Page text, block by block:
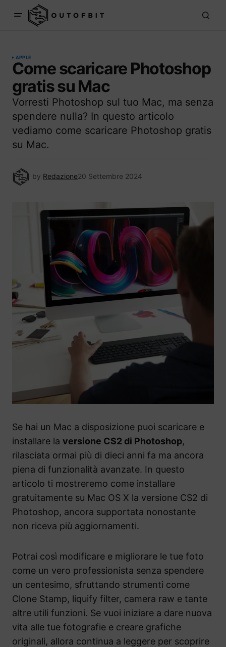
APPLE
Come scaricare Photoshop
gratis su Mac
Vorresti Photoshop sul tuo Mac, ma senza
spendere nulla? In questo articolo
vediamo come scaricare Photoshop gratis
su Mac.
by Redazione20 Settembre 2024
Se hai un Mac a disposizione puoi scaricare e
installare la versione CS2 di Photoshop,
rilasciata ormai più di dieci anni fa ma ancora
piena di funzionalità avanzate. In questo
articolo ti mostreremo come installare
gratuitamente su Mac OS X la versione CS2 di
Photoshop, ancora supportata nonostante
non riceva più aggiornamenti.
Potrai così modificare e migliorare le tue foto
come un vero professionista senza spendere
un centesimo, sfruttando strumenti come
Clone Stamp, liquify filter, camera raw e tante
altre utili funzioni. Se vuoi iniziare a dare nuova
vita alle tue fotografie e creare grafiche
originali, allora continua a leggere per scoprire